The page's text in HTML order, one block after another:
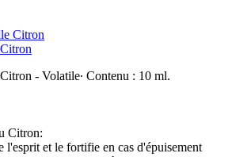
- Volatile∙ Contenu : 10 ml.
Citron:
et le fortifie en cas d'épuisement